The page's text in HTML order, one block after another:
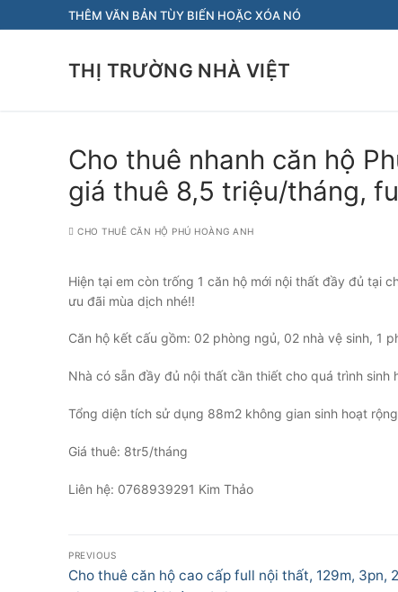
đến
THÊM VĂN BẢN TÙY BIẾN HOẶC XÓA NÓ
THỊ TRƯỜNG NHÀ VIỆT
Cho thuê nhanh căn hộ
giá thuê 8,5 triệu/tháng,
CHO THUÊ CĂN HỘ PHÚ HOÀNG ANH
Hiện tại em còn trống 1 căn hộ mới nội thất đầy đủ tại
ưu đãi mùa dịch nhé!!
Căn hộ kết cấu gồm: 02 phòng ngủ, 02 nhà vệ sinh, 1
Nhà có sẵn đầy đủ nội thất cần thiết cho quá trình
Tổng diện tích sử dụng 88m2 không gian sinh hoạt
Giá thuê: 8tr5/tháng
Liên hệ: 0768939291 Kim Thảo
Điều
hướng
PREVIOUS
Previous
Cho thuê căn hộ cao cấp full nội thất, 129m, 3pn,